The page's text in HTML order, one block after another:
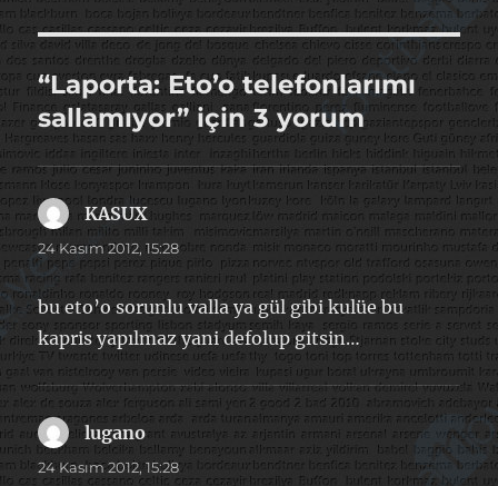
“Laporta: Eto’o telefonlarımı
sallamıyor” için 3 yorum
KASUXdedi
ki:
24 Kasım 2012, 15:28
bu eto’o sorunlu valla ya gül gibi kulüe bu
kapris yapılmaz yani defolup gitsin…
luganodedi
ki:
24 Kasım 2012, 15:28